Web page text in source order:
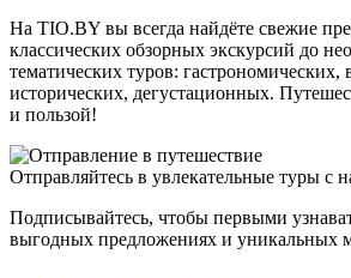
На TIO.BY вы всегда найдёте свежие
классических обзорных экскурсий до
тематических туров: гастрономических,
исторических, дегустационных.
и пользой!
Отправляйтесь в увлекательные туры с
Подписывайтесь, чтобы первыми
выгодных предложениях и уникальных